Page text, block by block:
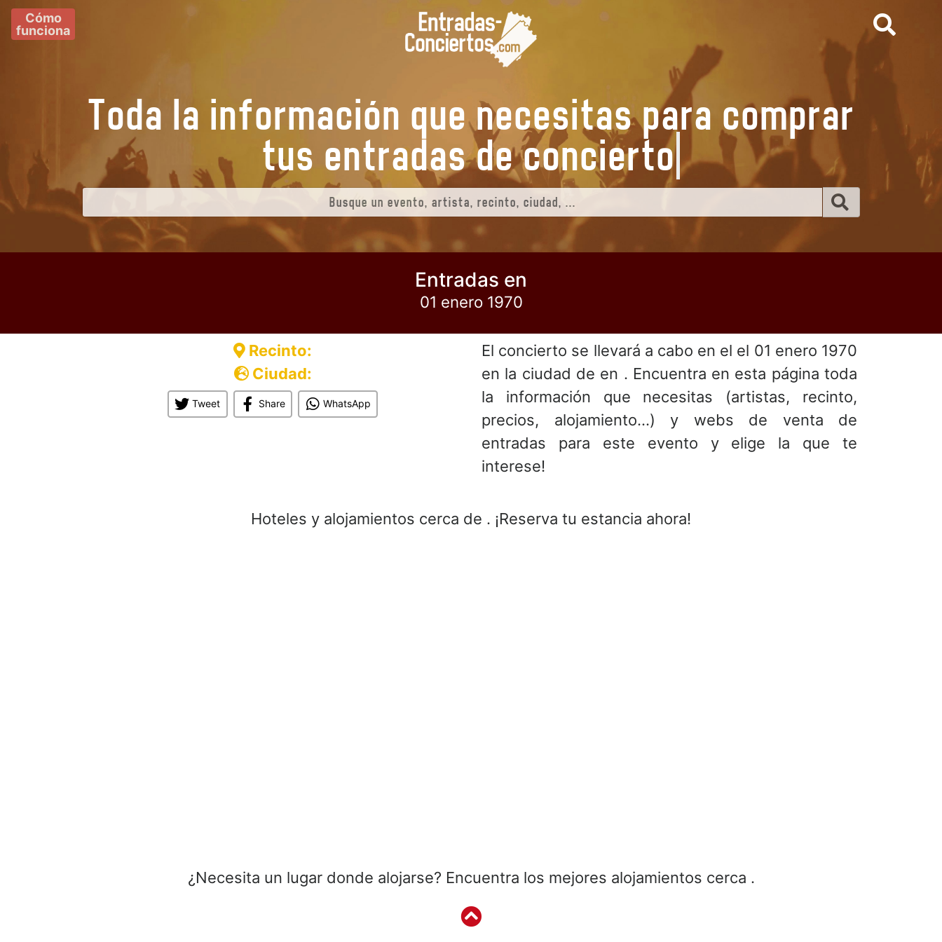
Cómo
funciona
Toda la información que necesitas para comprar
tus entradas deconci
Entradas en
01 enero 1970
Recinto:
Ciudad:
Tweet Share WhatsApp
El concierto se llevará a cabo en el el 01 enero 1970
en la ciudad de en . Encuentra en esta página toda
la información que necesitas (artistas, recinto,
precios, alojamiento...) y webs de venta de
entradas para este evento y elige la que te
interese!
Hoteles y alojamientos cerca de . ¡Reserva tu estancia ahora!
¿Necesita un lugar donde alojarse? Encuentra los mejores alojamientos cerca .